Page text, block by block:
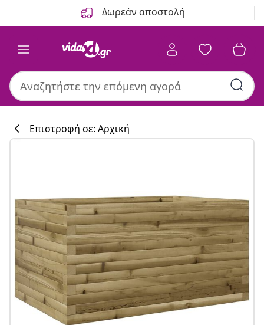
Δωρεάν αποστολή
#sharemevidaxl
Επιστροφή σε: Αρχική